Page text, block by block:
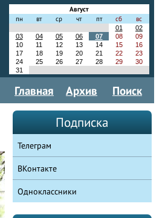
Август
пн
вт ср чт пт сб
вс
01
02
03
04 05 06 07 08
09
10
11 12 13 14 15
16
17
18 19 20 21 22
23
24
25 26 27 28 29
30
31
Главная Архив Поиск
Подписка
Телеграм
ВКонтакте
Одноклассники